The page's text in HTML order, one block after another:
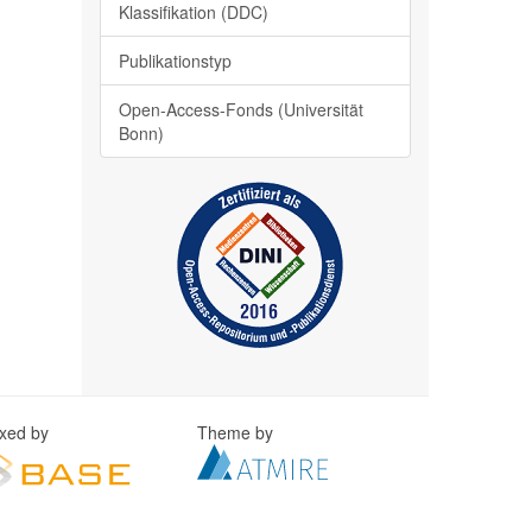
Klassifikation (DDC)
Publikationstyp
Open-Access-Fonds (Universität
Bonn)
by Theme by